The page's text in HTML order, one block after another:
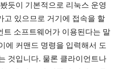
듯이 기본적으로 리눅스 운영
고 있으므로 거기에 접속을 할
트 소프트웨어가 이용된다는 말
에 커맨드 명령을 입력해서 도
것입니다. 물론 클라이언트나